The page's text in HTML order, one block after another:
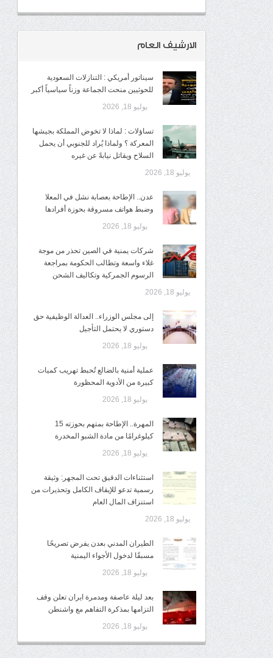
الارشيف العام
سيناتور أمريكي : التنازلات السعودية
للحوثيين منحت الجماعة وزناً سياسياً أكبر
يوليو 18, 2026
تساؤلات : لماذا لا تخوض المملكة بجيشها
المعركة ؟ ولماذا يُراد للجنوبي أن يحمل
السلاح ويقاتل نيابةً عن غيره
يوليو 18, 2026
عدن.. الإطاحة بعصابة نشل في المعلا
وضبط هواتف مسروقة بحوزة أفرادها
يوليو 18, 2026
شركات يمنية في الصين تحذر من موجة
غلاء واسعة وتطالب الحكومة بمراجعة
الرسوم الجمركية وتكاليف الشحن
يوليو 18, 2026
إلى مجلس الوزراء.. العدالة الوظيفية حق
دستوري لا يحتمل التأجيل
يوليو 18, 2026
عملية أمنية بالضالع تُحبط تهريب كميات
كبيرة من الأدوية المحظورة
يوليو 18, 2026
المهرة.. الإطاحة بمتهم بحوزته 15
كيلوغرامًا من مادة الشبو المخدرة
يوليو 18, 2026
استثناءات الدقيق تحت المجهر: وثيقة
رسمية تدعو للإيقاف الكامل وتحذيرات من
استنزاف المال العام
يوليو 18, 2026
الطيران المدني بعدن يفرض تصريحًا
مسبقًا لدخول الأجواء اليمنية
يوليو 18, 2026
بعد ليلة عاصفة ومدمرة ايران تعلن وقف
التزامها بمذكرة التفاهم مع واشنطن
يوليو 18, 2026